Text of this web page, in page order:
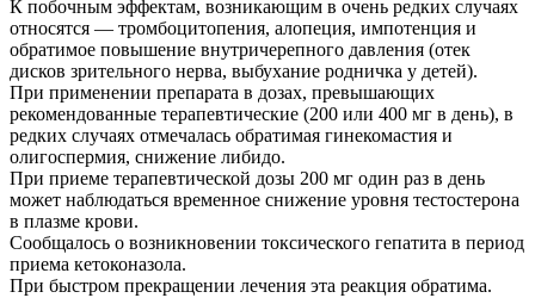
К побочным эффектам, возникающим в очень редких случаях
относятся — тромбоцитопения, алопеция, импотенция и
обратимое повышение внутричерепного давления (отек
дисков зрительного нерва, выбухание родничка у детей).
При применении препарата в дозах, превышающих
рекомендованные терапевтические (200 или 400 мг в день), в
редких случаях отмечалась обратимая гинекомастия и
олигоспермия, снижение либидо.
При приеме терапевтической дозы 200 мг один раз в день
может наблюдаться временное снижение уровня тестостерона
в плазме крови.
Сообщалось о возникновении токсического гепатита в период
приема кетоконазола.
При быстром прекращении лечения эта реакция обратима.